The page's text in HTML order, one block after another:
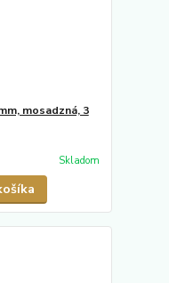
mosadzná, 3
Skladom